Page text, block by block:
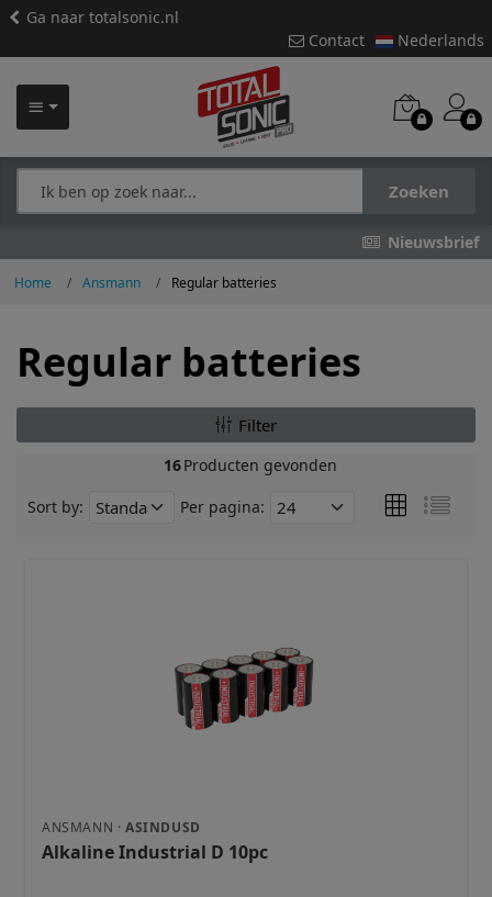
Ga naar totalsonic.nl
Contact
Nederlands
Zoeken
Nieuwsbrief
Home Ansmann Regular batteries
Regular batteries
Filter
16Producten gevonden
Sort by: Per pagina:
ANSMANN · ASINDUSD
Alkaline Industrial D 10pc